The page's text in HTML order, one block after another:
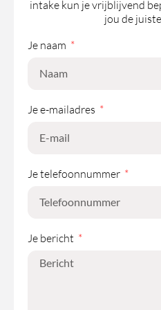
intake kun je vrijblijvend
jou de
Je naam
Je e-mailadres
Je telefoonnummer
Je bericht